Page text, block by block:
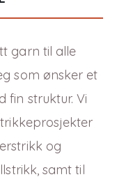
garn til alle
som ønsker et
fin struktur. Vi
og
samt til